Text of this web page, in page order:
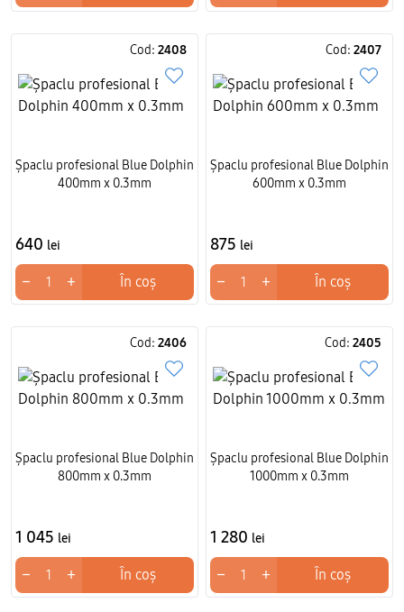
Cod: 2408
Șpaclu profesional Blue Dolphin
400mm x 0.3mm
640 lei
− + În coș
Cod: 2407
Șpaclu profesional Blue Dolphin
600mm x 0.3mm
875 lei
− + În coș
Cod: 2406
Șpaclu profesional Blue Dolphin
800mm x 0.3mm
1 045 lei
− + În coș
Cod: 2405
Șpaclu profesional Blue Dolphin
1000mm x 0.3mm
1 280 lei
− + În coș